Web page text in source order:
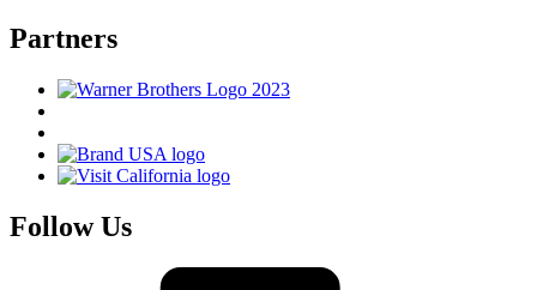
Partners
Follow Us